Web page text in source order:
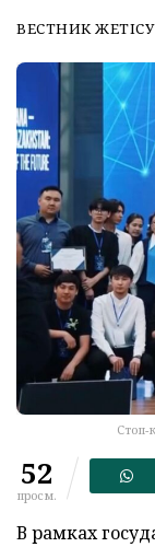
ВЕСТНИК ЖЕТІСУ
52
просм.
В рамках